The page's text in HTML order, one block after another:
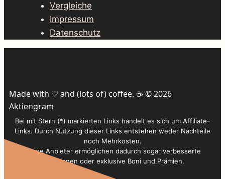
Vergleiche
Impressum
Datenschutz
Made with ♡ and (lots of) coffee. ☕️ © 2026
Aktiengram
Bei mit Stern (*) markierten Links handelt es sich um Affiliate-
Links. Durch Nutzung dieser Links entstehen weder Nachteile
noch Mehrkosten.
Einige Anbieter ermöglichen dadurch sogar verbesserte
Konditionen oder exklusive Boni und Prämien.